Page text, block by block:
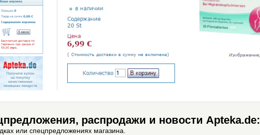
распродажи и новости Apteka.de:
или спецпредложениях магазина.